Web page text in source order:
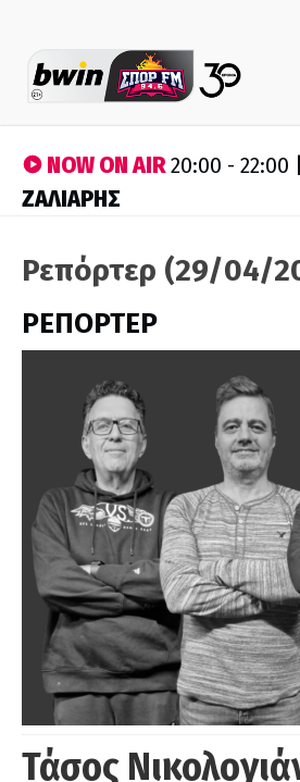
NOW ON AIR20:00 - 22:00 |
ΖΑΛΙΑΡΗΣ
Ρεπόρτερ (29/04/
ΡΕΠΟΡΤΕΡ
Τάσος